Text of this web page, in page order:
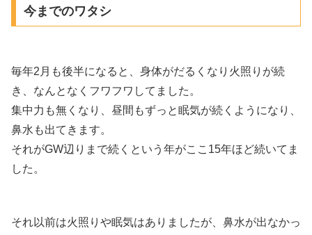
今までのワタシ
毎年2月も後半になると、身体がだるくなり火照りが続
き、なんとなくフワフワしてました。
集中力も無くなり、昼間もずっと眠気が続くようになり、
鼻水も出てきます。
それがGW辺りまで続くという年がここ15年ほど続いてま
した。
それ以前は火照りや眠気はありましたが、鼻水が出なかっ